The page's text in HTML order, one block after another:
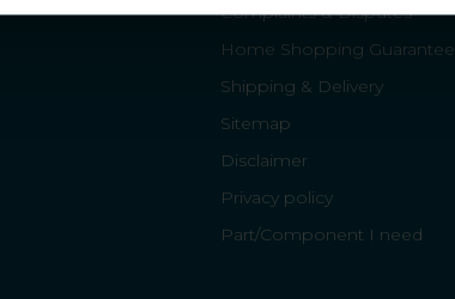
Complaints & Disputes
Home Shopping Guarantee
Shipping & Delivery
Sitemap
Disclaimer
Privacy policy
Part/Component I need